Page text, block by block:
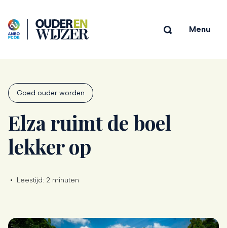
Menu
Goed ouder worden
Elza ruimt de boel
lekker op
• Leestijd: 2 minuten